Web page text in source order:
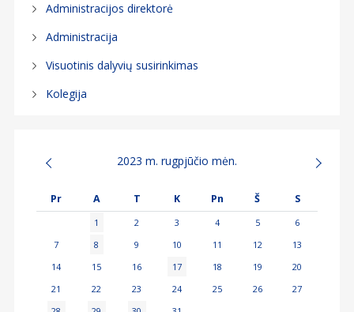
Administracijos direktorė
Administracija
Visuotinis dalyvių susirinkimas
Kolegija
2023 m. rugpjūčio mėn.
Pr A T K Pn Š S
1 2 3 4 5
6
7
8 9 10 11 12
13
14
15 16 17 18 19
20
21
22 23 24 25 26
27